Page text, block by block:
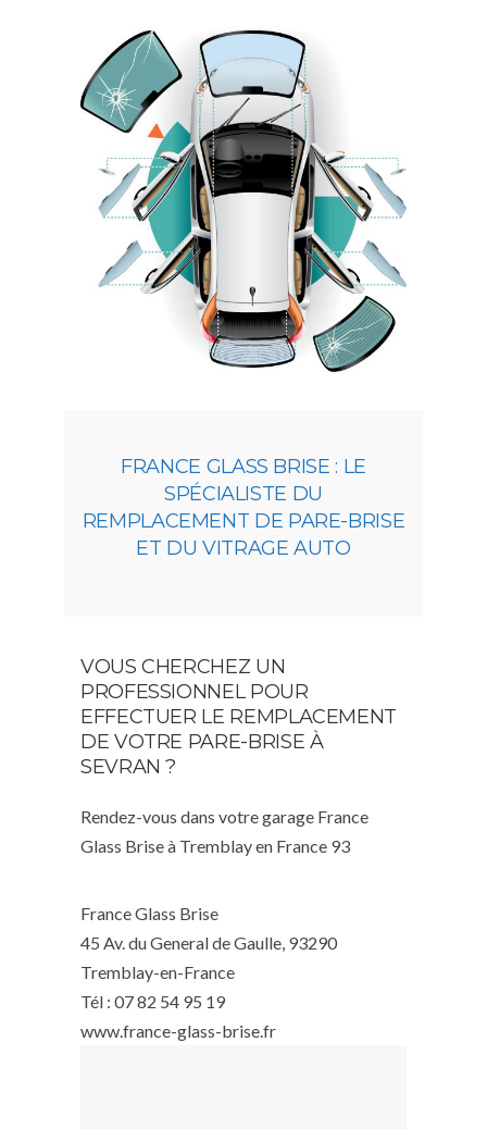
FRANCE GLASS BRISE : LE
SPÉCIALISTE DU
REMPLACEMENT DE PARE-BRISE
ET DU VITRAGE AUTO
VOUS CHERCHEZ UN
PROFESSIONNEL POUR
EFFECTUER LE REMPLACEMENT
DE VOTRE PARE-BRISE À
SEVRAN ?
Rendez-vous dans votre garage France
Glass Brise à Tremblay en France 93
France Glass Brise
45 Av. du General de Gaulle, 93290
Tremblay-en-France
Tél : 07 82 54 95 19
www.france-glass-brise.fr